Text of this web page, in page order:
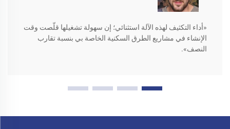
«أداء التكثيف لهذه الآلة استثنائي؛ إن سهولة تشغيلها قلّصت وقت
الإنشاء في مشاريع الطرق السكنية الخاصة بي بنسبة تقارب
النصف».